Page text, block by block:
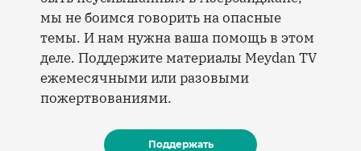
мы не боимся говорить на опасные
темы. И нам нужна ваша помощь в этом
деле. Поддержите материалы Meydan TV
ежемесячными или разовыми
пожертвованиями.
Поддержать